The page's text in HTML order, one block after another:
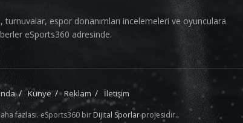
espor donanımları incelemeleri ve oyunculara
eSports360 adresinde.
Künye Reklam İletişim
fazlası. eSports360 bir Dijital Sporlarprojesidir.